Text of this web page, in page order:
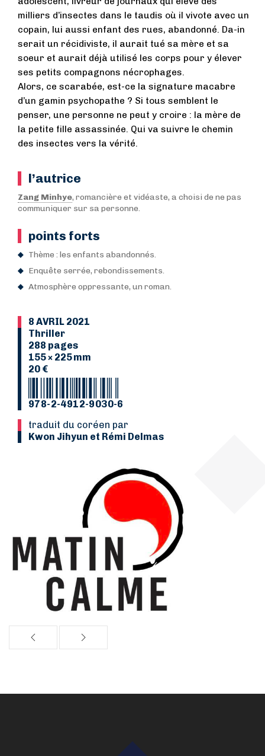
milliers d’insectes dans le taudis où il vivote avec un
copain, lui aussi enfant des rues, abandonné. Da-in
serait un récidiviste, il aurait tué sa mère et sa
soeur et aurait déjà utilisé les corps pour y élever
ses petits compagnons nécrophages.
Alors, ce scarabée, est-ce la signature macabre
d’un gamin psychopathe ? Si tous semblent le
penser, une personne ne peut y croire : la mère de
la petite fille assassinée. Qui va suivre le chemin
des insectes vers la vérité.
l’autrice
Zang Minhye, romancière et vidéaste, a choisi de ne pas
communiquer sur sa personne.
points forts
Thème : les enfants abandonnés.
Enquête serrée, rebondissements.
Atmosphère oppressante, un roman.
8 AVRIL 2021
Thriller
288 pages
155 × 225 mm
20 €
978-2-4912-9030-6
Traduit du coréen par
Kwon Jihyun et Rémi Delmas